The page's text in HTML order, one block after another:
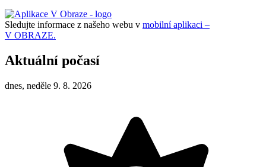
Sledujte informace z našeho webu v mobilní aplikaci –
V OBRAZE.
Aktuální počasí
dnes, neděle 9. 8. 2026